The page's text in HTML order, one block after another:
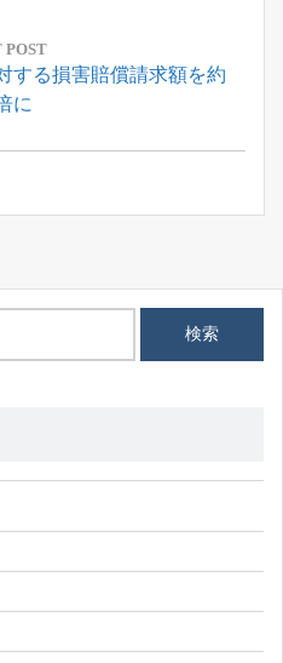
POST
する損害賠償請求額を約
に